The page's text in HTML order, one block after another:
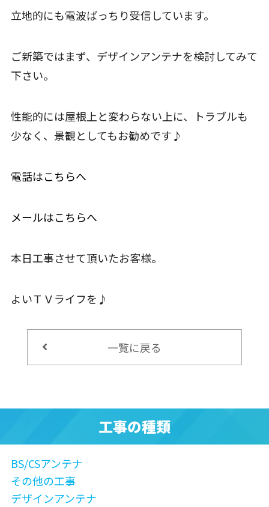
立地的にも電波ばっちり受信しています。
ご新築ではまず、デザインアンテナを検討してみて
下さい。
性能的には屋根上と変わらない上に、トラブルも
少なく、景観としてもお勧めです♪
電話はこちらへ
メールはこちらへ
本日工事させて頂いたお客様。
よいＴＶライフを♪
一覧に戻る
工事の種類
BS/CSアンテナ
その他の工事
デザインアンテナ